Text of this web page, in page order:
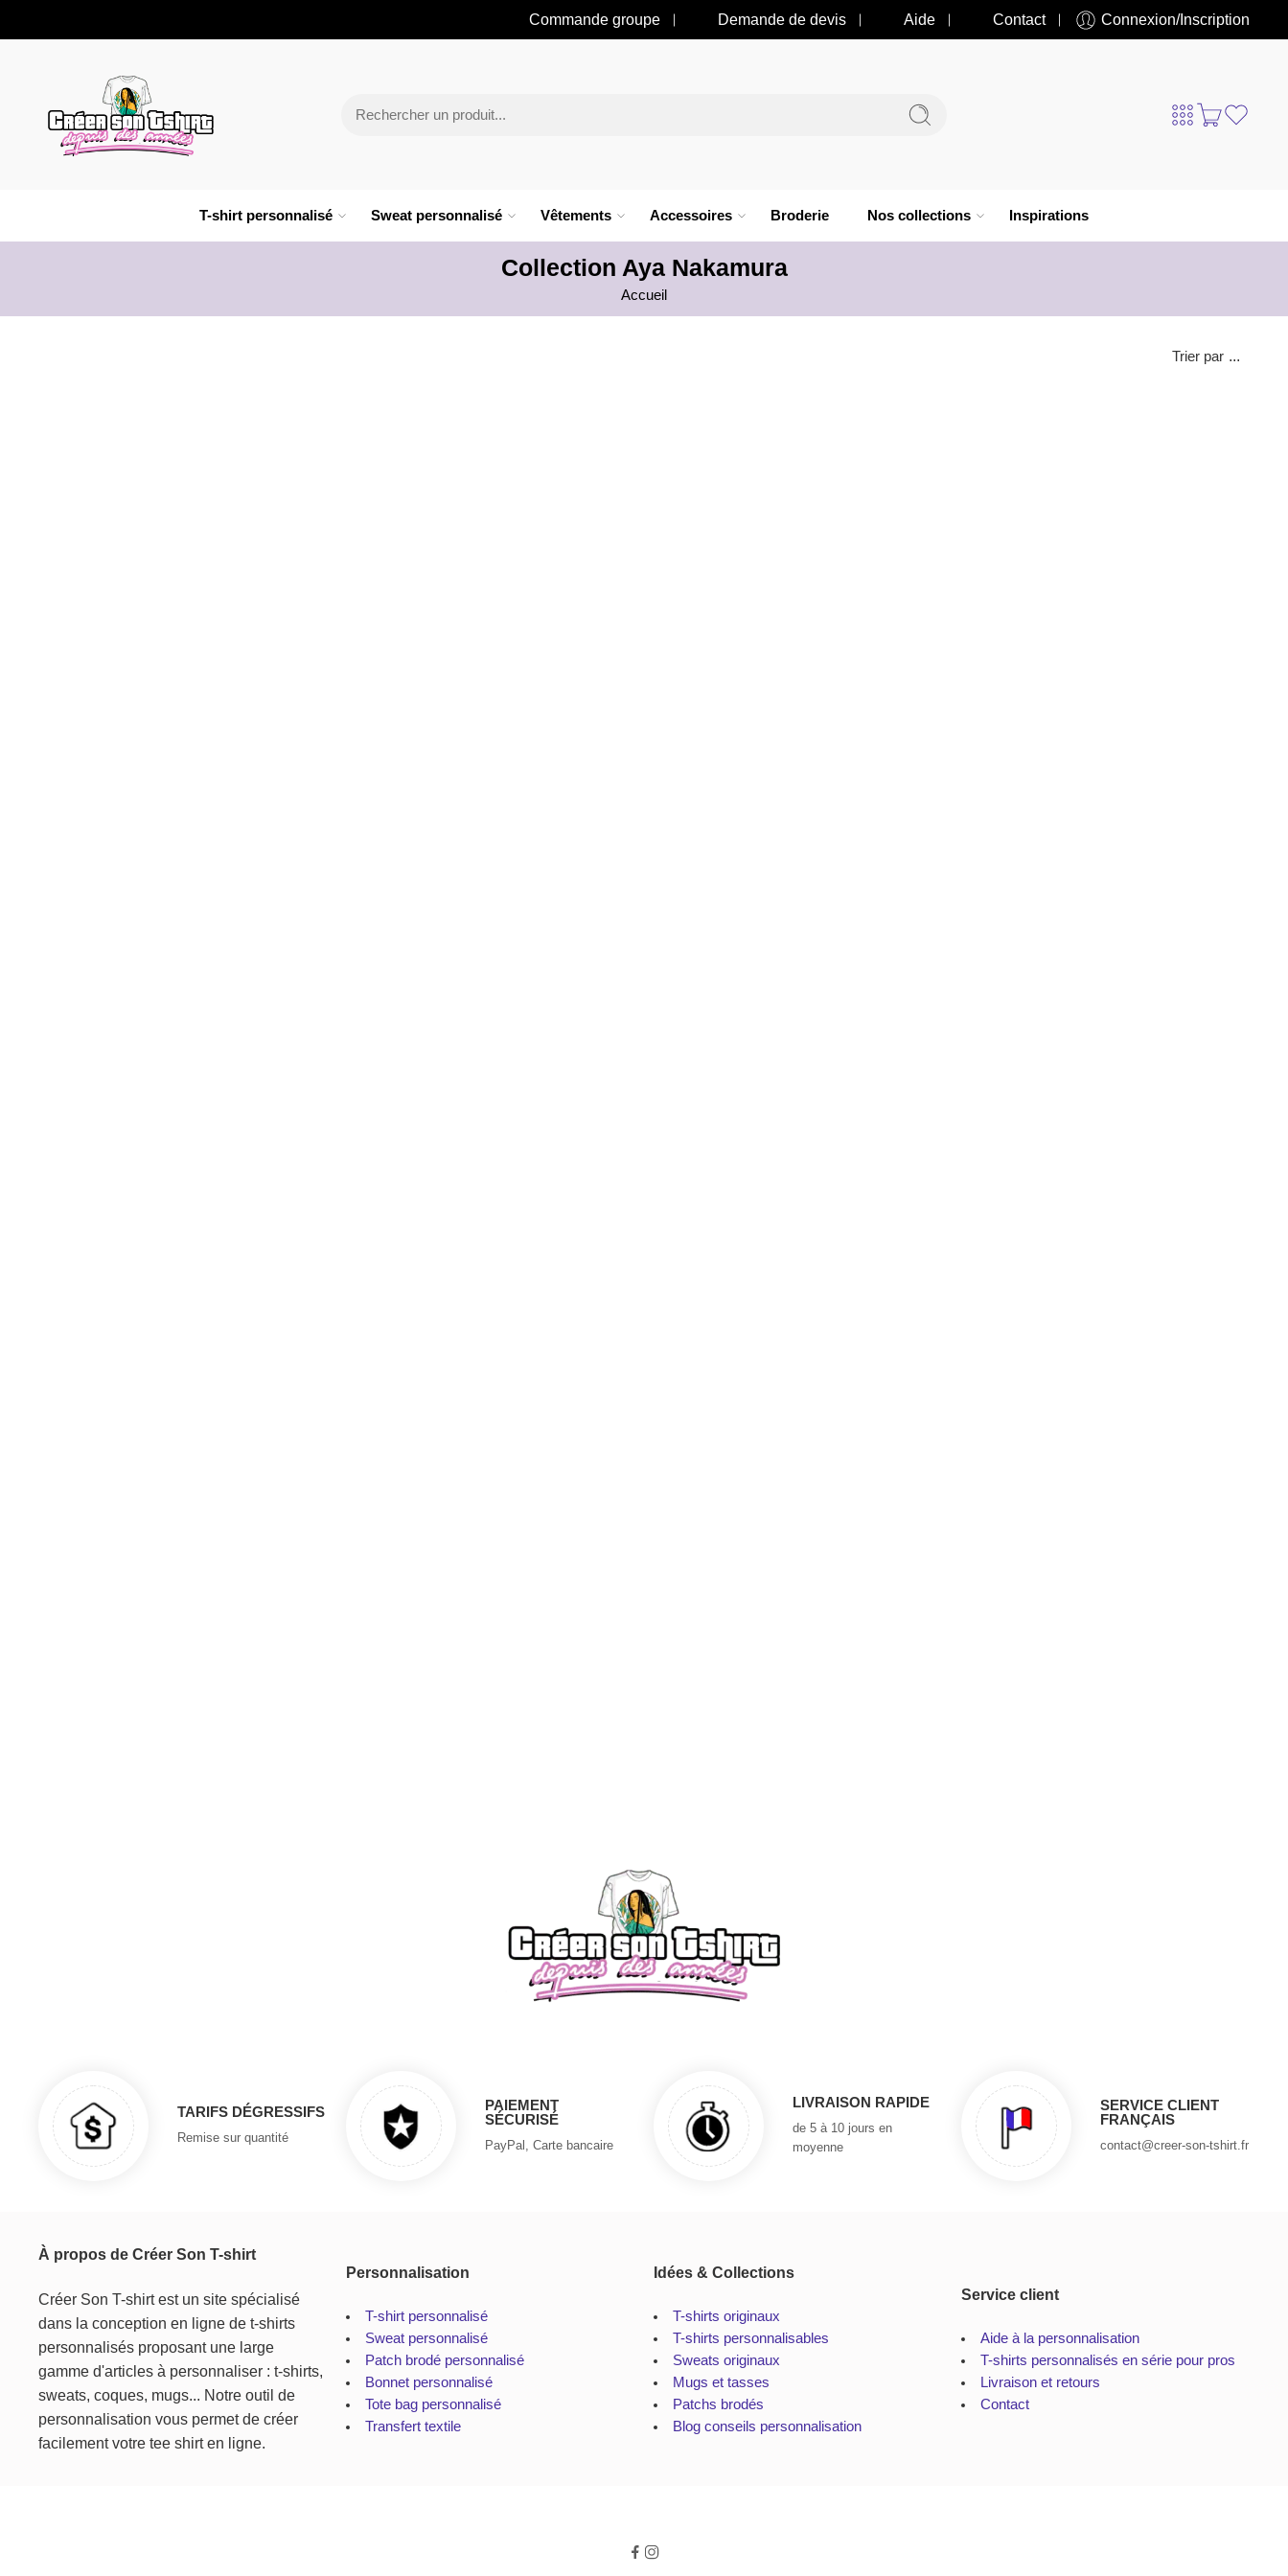
Commande groupe Demande de devis Aide Contact Connexion/Inscription
T-shirt personnalisé Sweat personnalisé Vêtements Accessoires Broderie Nos collections Inspirations
Collection Aya Nakamura
Accueil
Trier par ...
TARIFS DÉGRESSIFS
Remise sur quantité
PAIEMENT
SÉCURISÉ
PayPal, Carte bancaire
LIVRAISON RAPIDE
de 5 à 10 jours en
moyenne
SERVICE CLIENT
FRANÇAIS
contact@creer-son-tshirt.fr
À propos de Créer Son T-shirt
Créer Son T-shirt est un site spécialisé
dans la conception en ligne de t-shirts
personnalisés proposant une large
gamme d'articles à personnaliser : t-shirts,
sweats, coques, mugs... Notre outil de
personnalisation vous permet de créer
facilement votre tee shirt en ligne.
Personnalisation
T-shirt personnalisé
Sweat personnalisé
Patch brodé personnalisé
Bonnet personnalisé
Tote bag personnalisé
Transfert textile
Idées & Collections
T-shirts originaux
T-shirts personnalisables
Sweats originaux
Mugs et tasses
Patchs brodés
Blog conseils personnalisation
Service client
Aide à la personnalisation
T-shirts personnalisés en série pour pros
Livraison et retours
Contact